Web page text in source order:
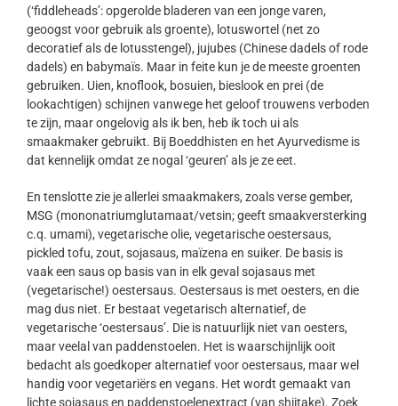
(‘fiddleheads’: opgerolde bladeren van een jonge varen,
geoogst voor gebruik als groente), lotuswortel (net zo
decoratief als de lotusstengel), jujubes (Chinese dadels of rode
dadels) en babymaïs. Maar in feite kun je de meeste groenten
gebruiken. Uien, knoflook, bosuien, bieslook en prei (de
lookachtigen) schijnen vanwege het geloof trouwens verboden
te zijn, maar ongelovig als ik ben, heb ik toch ui als
smaakmaker gebruikt. Bij Boeddhisten en het Ayurvedisme is
dat kennelijk omdat ze nogal ‘geuren’ als je ze eet.
En tenslotte zie je allerlei smaakmakers, zoals verse gember,
MSG (mononatriumglutamaat/vetsin; geeft smaakversterking
c.q. umami), vegetarische olie, vegetarische oestersaus,
pickled tofu, zout, sojasaus, maïzena en suiker. De basis is
vaak een saus op basis van in elk geval sojasaus met
(vegetarische!) oestersaus. Oestersaus is met oesters, en die
mag dus niet. Er bestaat vegetarisch alternatief, de
vegetarische ‘oestersaus’. Die is natuurlijk niet van oesters,
maar veelal van paddenstoelen. Het is waarschijnlijk ooit
bedacht als goedkoper alternatief voor oestersaus, maar wel
handig voor vegetariërs en vegans. Het wordt gemaakt van
lichte sojasaus en paddenstoelenextract (van shiitake). Zoek